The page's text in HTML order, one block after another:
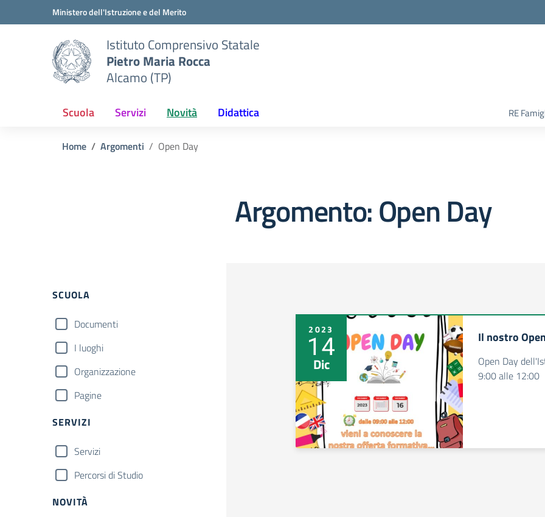
Vai ai contenuti
Vai al menu di navigazioneMinistero dell'Istruzione e del Merito
Istituto Comprensivo Statale
Pietro Maria Rocca
Alcamo (TP)
Scuola Servizi Novità Didattica RE
Home Argomenti Open Day
Argomento: Open Day
SCUOLA
Documenti
I luoghi
Organizzazione
Pagine
SERVIZI
Servizi
Percorsi di Studio
NOVITÀ
2023
14
Dic
Il nostro
Open Day
9:00 alle 12:00